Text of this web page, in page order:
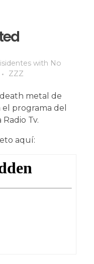
with No
ZZZ
metal de
programa del
Tv.
aquí: